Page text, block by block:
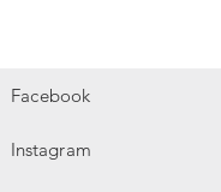
Facebook
Instagram